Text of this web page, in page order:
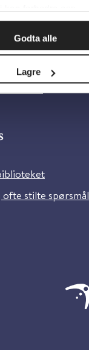
Godta alle
Lagre
stilte spørsmål